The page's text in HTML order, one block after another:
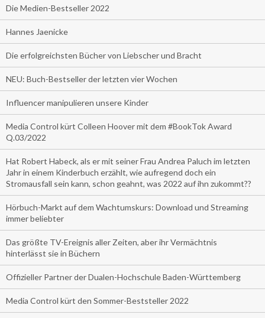
Die Medien-Bestseller 2022
Hannes Jaenicke
Die erfolgreichsten Bücher von Liebscher und Bracht
NEU: Buch-Bestseller der letzten vier Wochen
Influencer manipulieren unsere Kinder
Media Control kürt Colleen Hoover mit dem #BookTok Award
Q.03/2022
Hat Robert Habeck, als er mit seiner Frau Andrea Paluch im letzten
Jahr in einem Kinderbuch erzählt, wie aufregend doch ein
Stromausfall sein kann, schon geahnt, was 2022 auf ihn zukommt??
Hörbuch-Markt auf dem Wachtumskurs: Download und Streaming
immer beliebter
Das größte TV-Ereignis aller Zeiten, aber ihr Vermächtnis
hinterlässt sie in Büchern
Offizieller Partner der Dualen-Hochschule Baden-Württemberg
Media Control kürt den Sommer-Beststeller 2022